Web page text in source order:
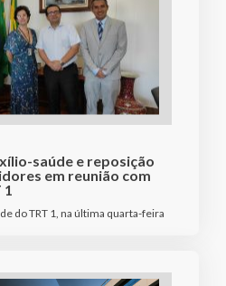
saúde e reposição
em reunião com
1
do TRT 1, na última quarta-feira